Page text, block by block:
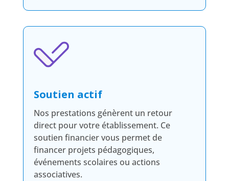
Soutien actif
Nos prestations génèrent un retour
direct pour votre établissement. Ce
soutien financier vous permet de
financer projets pédagogiques,
événements scolaires ou actions
associatives.